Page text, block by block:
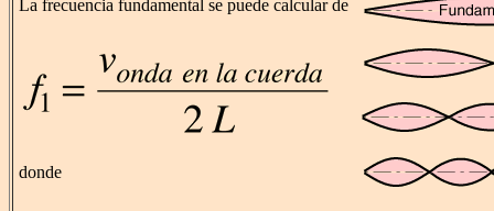
La frecuencia fundamental se puede calcular de
donde